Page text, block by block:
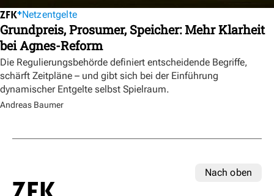
Netzentgelte
Grundpreis, Prosumer, Speicher: Mehr Klarheit
bei Agnes-Reform
Die Regulierungsbehörde definiert entscheidende Begriffe,
schärft Zeitpläne – und gibt sich bei der Einführung
dynamischer Entgelte selbst Spielraum.
Andreas Baumer
Nach oben